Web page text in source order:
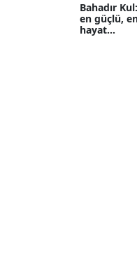
Bahadır
en güçlü,
hayat...